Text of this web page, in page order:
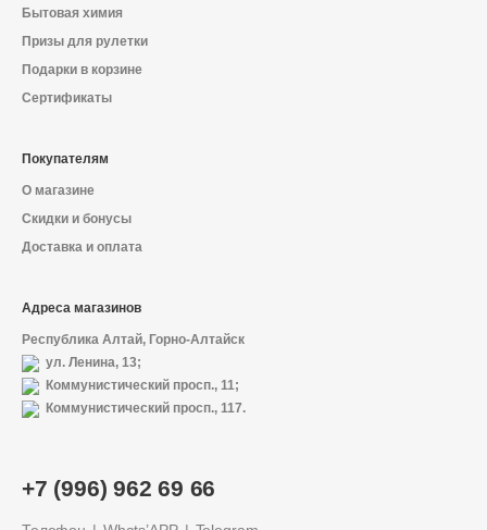
+7 (996) 962 69 66
Бытовая химия
Призы для рулетки
Подарки в корзине
Сертификаты
Покупателям
О магазине
Скидки и бонусы
Доставка и оплата
Адреса магазинов
Республика Алтай, Горно-Алтайск
ул. Ленина, 13;
Коммунистический просп., 11;
Коммунистический просп., 117.